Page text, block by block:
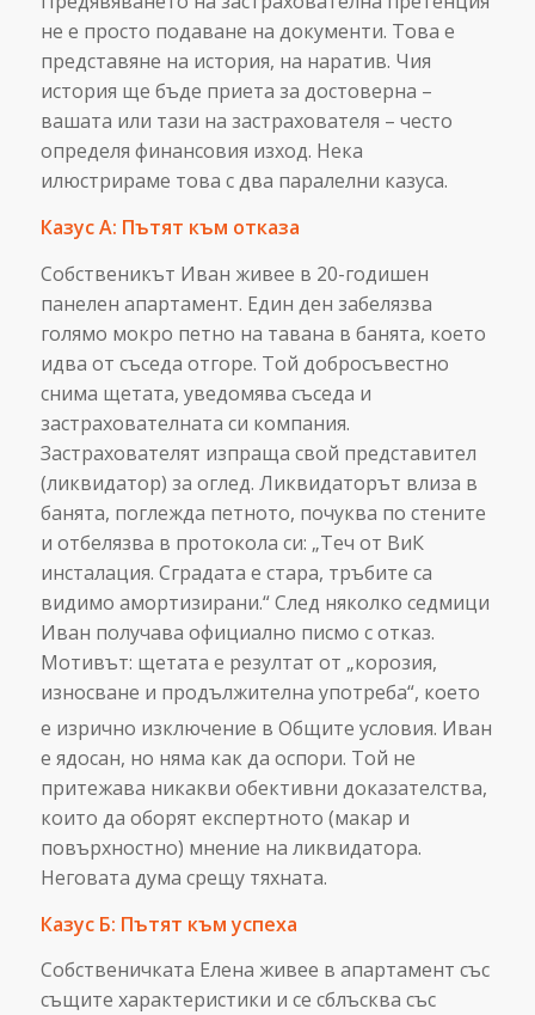
не е просто подаване на документи. Това е
представяне на история, на наратив. Чия
история ще бъде приета за достоверна –
вашата или тази на застрахователя – често
определя финансовия изход. Нека
илюстрираме това с два паралелни казуса.
Казус А: Пътят към отказа
Собственикът Иван живее в 20-годишен
панелен апартамент. Един ден забелязва
голямо мокро петно на тавана в банята, което
идва от съседа отгоре. Той добросъвестно
снима щетата, уведомява съседа и
застрахователната си компания.
Застрахователят изпраща свой представител
(ликвидатор) за оглед. Ликвидаторът влиза в
банята, поглежда петното, почуква по стените
и отбелязва в протокола си: „Теч от ВиК
инсталация. Сградата е стара, тръбите са
видимо амортизирани.“ След няколко седмици
Иван получава официално писмо с отказ.
Мотивът: щетата е резултат от „корозия,
износване и продължителна употреба“, което
е изрично изключение в Общите условия. Иван
е ядосан, но няма как да оспори. Той не
притежава никакви обективни доказателства,
които да оборят експертното (макар и
повърхностно) мнение на ликвидатора.
Неговата дума срещу тяхната.
Казус Б: Пътят към успеха
Собственичката Елена живее в апартамент със
същите характеристики и се сблъсква със